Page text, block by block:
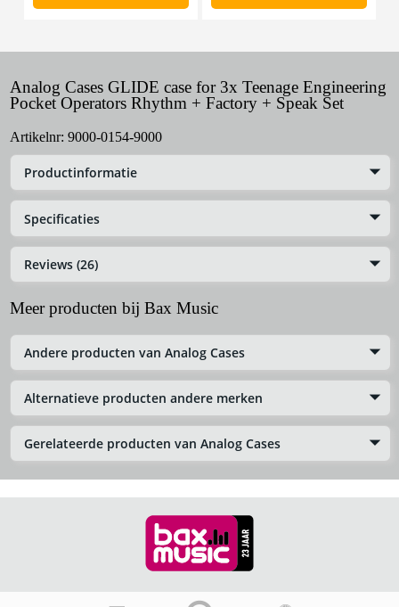
Analog Cases GLIDE case for 3x Teenage Engineering
Pocket Operators Rhythm + Factory + Speak Set
Artikelnr: 9000-0154-9000
Productinformatie
Specificaties
Reviews (26)
Meer producten bij Bax Music
Andere producten van Analog Cases
Alternatieve producten andere merken
Gerelateerde producten van Analog Cases